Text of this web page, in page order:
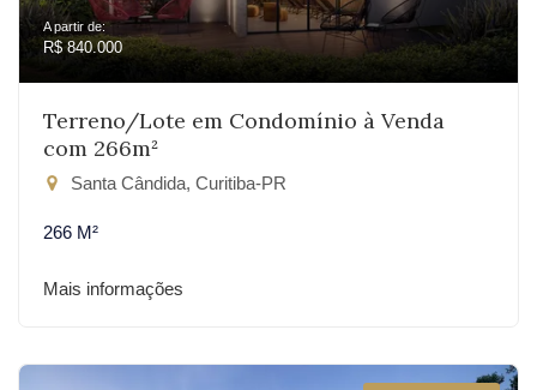
A partir de:
R$ 840.000
Terreno/Lote em Condomínio à Venda
com 266m²
Santa Cândida, Curitiba-PR
266 M²
Mais informações